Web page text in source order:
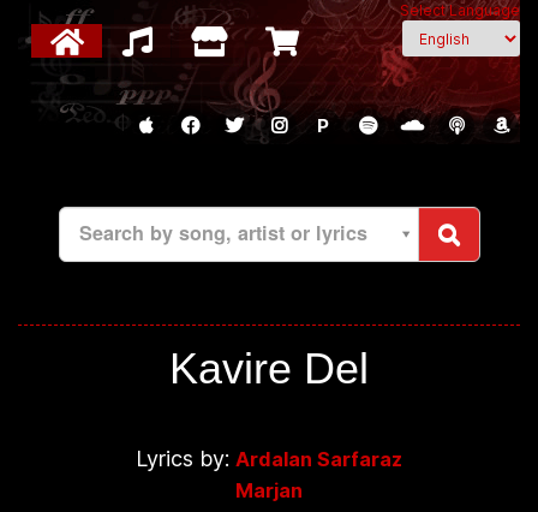
Select Language
P
Search by song, artist or lyrics
Kavire Del
Lyrics by: Ardalan Sarfaraz
Marjan